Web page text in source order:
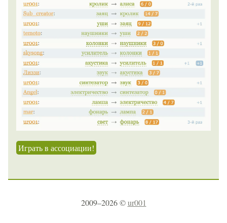
Играть в ассоциации!
2009–2026 ©ur001